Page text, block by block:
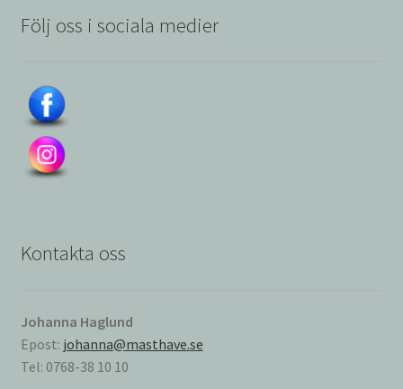
Följ oss i sociala medier
Kontakta oss
Johanna Haglund
Epost: johanna@masthave.se
Tel: 0768-38 10 10